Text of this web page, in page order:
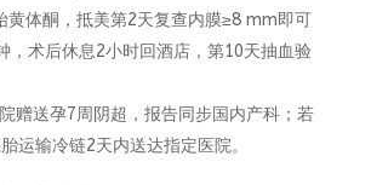
黄体酮，抵美第2天复查内膜≥8 mm即可
，术后休息2小时回酒店，第10天抽血验
赠送孕7周阴超，报告同步国内产科；若
运输冷链2天内送达指定医院。